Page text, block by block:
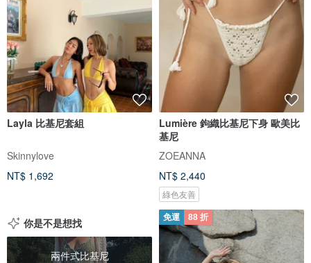
Layla 比基尼套組
Skinnylove
NT$ 1,692
Lumière 鉤織比基尼下身 歐美比
基尼
ZOEANNA
NT$ 2,440
綠色友善
你是不是想找
兩件式比基尼
免運 88 折